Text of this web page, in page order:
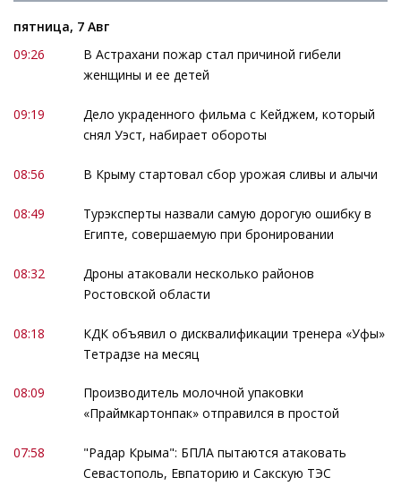
пятница, 7 Авг
09:26
В Астрахани пожар стал причиной гибели
женщины и ее детей
09:19
Дело украденного фильма с Кейджем, который
снял Уэст, набирает обороты
08:56 В Крыму стартовал сбор урожая сливы и алычи
08:49
Турэксперты назвали самую дорогую ошибку в
Египте, совершаемую при бронировании
08:32
Дроны атаковали несколько районов
Ростовской области
08:18
КДК объявил о дисквалификации тренера «Уфы»
Тетрадзе на месяц
08:09
Производитель молочной упаковки
«Праймкартонпак» отправился в простой
07:58
"Радар Крыма": БПЛА пытаются атаковать
Севастополь, Евпаторию и Сакскую ТЭС